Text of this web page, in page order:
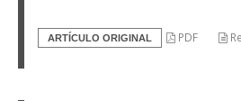
ARTÍCULO ORIGINAL PDF